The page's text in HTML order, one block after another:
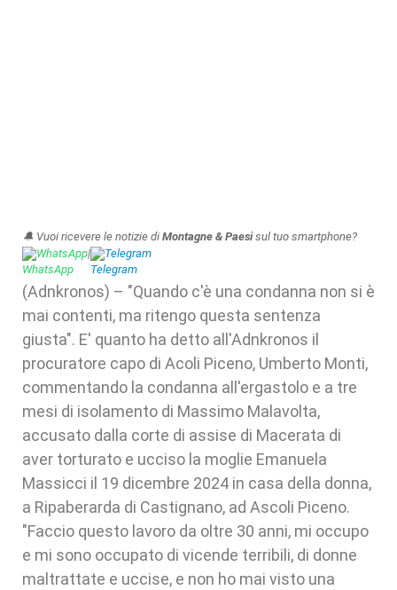
🔔 Vuoi ricevere le notizie di Montagne & Paesisul tuo smartphone?
WhatsApp| Telegram
(Adnkronos) – "Quando c'è una condanna non si è
mai contenti, ma ritengo questa sentenza
giusta". E' quanto ha detto all'Adnkronos il
procuratore capo di Acoli Piceno, Umberto Monti,
commentando la condanna all'ergastolo e a tre
mesi di isolamento di Massimo Malavolta,
accusato dalla corte di assise di Macerata di
aver torturato e ucciso la moglie Emanuela
Massicci il 19 dicembre 2024 in casa della donna,
a Ripaberarda di Castignano, ad Ascoli Piceno.
"Faccio questo lavoro da oltre 30 anni, mi occupo
e mi sono occupato di vicende terribili, di donne
maltrattate e uccise, e non ho mai visto una